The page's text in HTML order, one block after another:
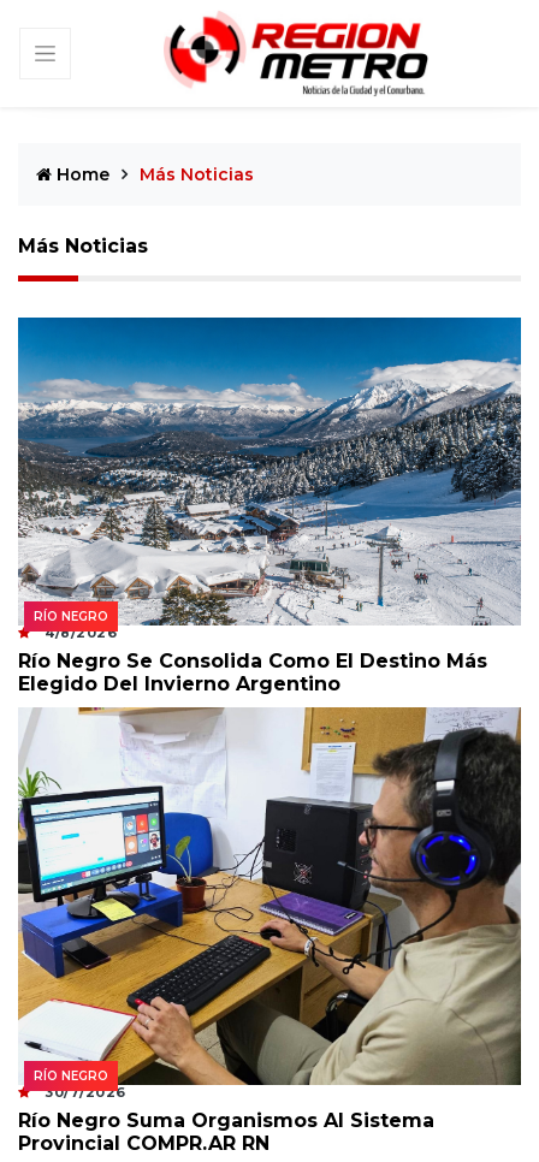
Home Más Noticias
Más Noticias
RÍO NEGRO
4/8/2026
Río Negro Se Consolida Como El Destino Más
Elegido Del Invierno Argentino
RÍO NEGRO
30/7/2026
Río Negro Suma Organismos Al Sistema
Provincial COMPR.AR RN